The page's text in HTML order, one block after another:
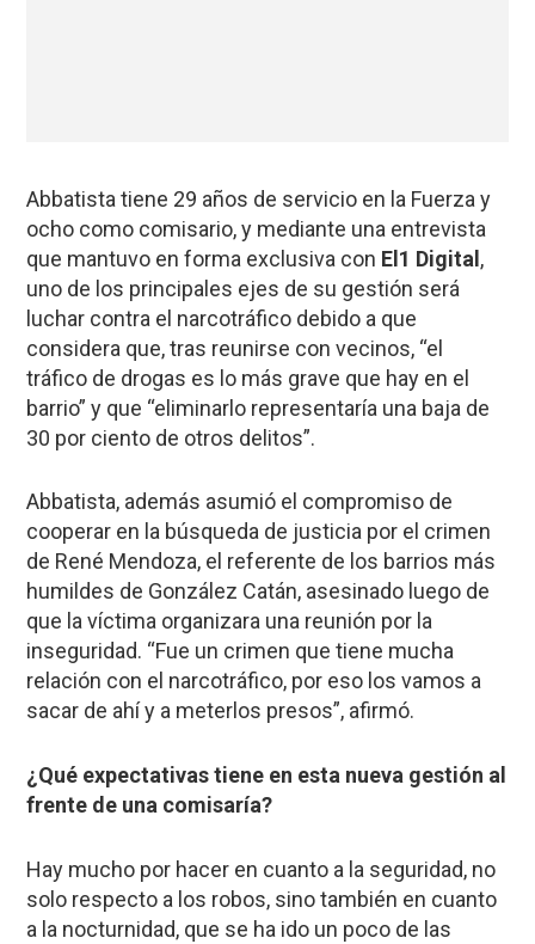
Abbatista tiene 29 años de servicio en la Fuerza y
ocho como comisario, y mediante una entrevista
que mantuvo en forma exclusiva con El1 Digital,
uno de los principales ejes de su gestión será
luchar contra el narcotráfico debido a que
considera que, tras reunirse con vecinos, “el
tráfico de drogas es lo más grave que hay en el
barrio” y que “eliminarlo representaría una baja de
30 por ciento de otros delitos”.
Abbatista, además asumió el compromiso de
cooperar en la búsqueda de justicia por el crimen
de René Mendoza, el referente de los barrios más
humildes de González Catán, asesinado luego de
que la víctima organizara una reunión por la
inseguridad. “Fue un crimen que tiene mucha
relación con el narcotráfico, por eso los vamos a
sacar de ahí y a meterlos presos”, afirmó.
¿Qué expectativas tiene en esta nueva gestión al
frente de una comisaría?
Hay mucho por hacer en cuanto a la seguridad, no
solo respecto a los robos, sino también en cuanto
a la nocturnidad, que se ha ido un poco de las